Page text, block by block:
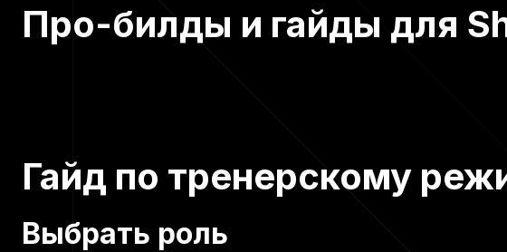
Про-билды и гайды для
Гайд по тренерскому
Выбрать роль